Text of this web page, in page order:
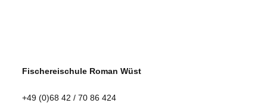
Fischereischule Roman Wüst
+49 (0)68 42 / 70 86 424